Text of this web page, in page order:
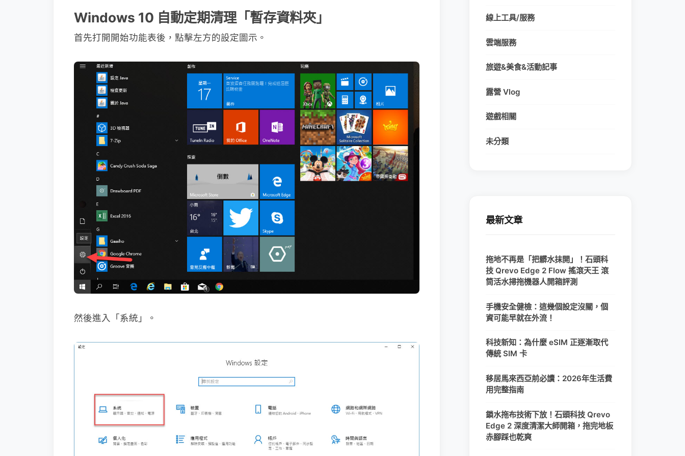
Windows 10 自動定期清理「暫存資料夾」
首先打開開始功能表後，點擊左方的設定圖示。
然後進入「系統」。
線上工具/服務
雲端服務
旅遊&美食&活動記事
露營 Vlog
遊戲相關
未分類
最新文章
拖地不再是「把髒水抹開」！石頭科
技 Qrevo Edge 2 Flow 搖滾天王 滾
筒活水掃拖機器人開箱評測
手機安全健檢：這幾個設定沒關，個
資可能早就在外流！
科技新知：為什麼 eSIM 正逐漸取代
傳統 SIM 卡
移居馬來西亞前必讀：2026年生活費
用完整指南
鎖水拖布技術下放！石頭科技 Qrevo
Edge 2 深度清潔大師開箱，拖完地板
赤腳踩也乾爽